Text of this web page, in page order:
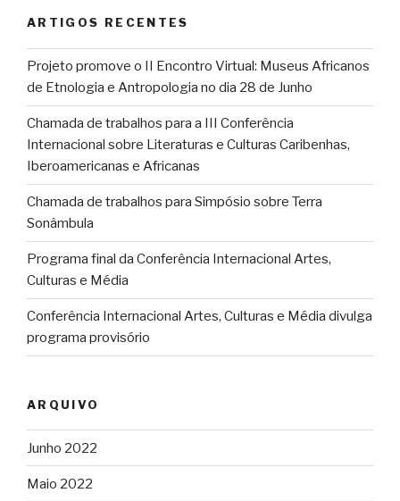
ARTIGOS RECENTES
Projeto promove o II Encontro Virtual: Museus Africanos
de Etnologia e Antropologia no dia 28 de Junho
Chamada de trabalhos para a III Conferência
Internacional sobre Literaturas e Culturas Caribenhas,
Iberoamericanas e Africanas
Chamada de trabalhos para Simpósio sobre Terra
Sonâmbula
Programa final da Conferência Internacional Artes,
Culturas e Média
Conferência Internacional Artes, Culturas e Média divulga
programa provisório
ARQUIVO
Junho 2022
Maio 2022